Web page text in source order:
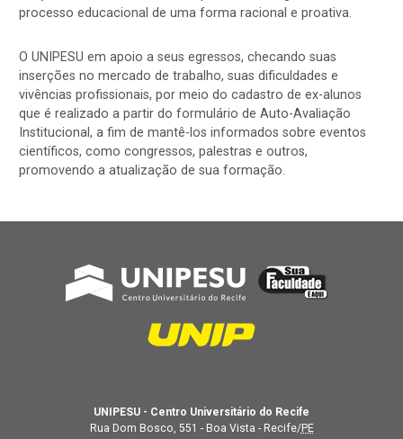
processo educacional de uma forma racional e proativa.
O UNIPESU em apoio a seus egressos, checando suas
inserções no mercado de trabalho, suas dificuldades e
vivências profissionais, por meio do cadastro de ex-alunos
que é realizado a partir do formulário de Auto-Avaliação
Institucional, a fim de mantê-los informados sobre eventos
científicos, como congressos, palestras e outros,
promovendo a atualização de sua formação.
UNIPESU - Centro Universitário do Recife
Rua Dom Bosco, 551 - Boa Vista - Recife/PE